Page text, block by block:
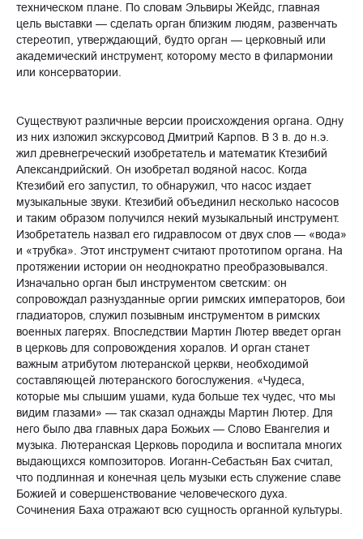
техническом плане. По словам Эльвиры Жейдс, главная
цель выставки — сделать орган близким людям, развенчать
стереотип, утверждающий, будто орган — церковный или
академический инструмент, которому место в филармонии
или консерватории.
Существуют различные версии происхождения органа. Одну
из них изложил экскурсовод Дмитрий Карпов. В 3 в. до н.э.
жил древнегреческий изобретатель и математик Ктезибий
Александрийский. Он изобретал водяной насос. Когда
Ктезибий его запустил, то обнаружил, что насос издает
музыкальные звуки. Ктезибий объединил несколько насосов
и таким образом получился некий музыкальный инструмент.
Изобретатель назвал его гидравлосом от двух слов — «вода»
и «трубка». Этот инструмент считают прототипом органа. На
протяжении истории он неоднократно преобразовывался.
Изначально орган был инструментом светским: он
сопровождал разнузданные оргии римских императоров, бои
гладиаторов, служил позывным инструментом в римских
военных лагерях. Впоследствии Мартин Лютер введет орган
в церковь для сопровождения хоралов. И орган станет
важным атрибутом лютеранской церкви, необходимой
составляющей лютеранского богослужения. «Чудеса,
которые мы слышим ушами, куда больше тех чудес, что мы
видим глазами» — так сказал однажды Мартин Лютер. Для
него было два главных дара Божьих — Слово Евангелия и
музыка. Лютеранская Церковь породила и воспитала многих
выдающихся композиторов. Иоганн-Себастьян Бах считал,
что подлинная и конечная цель музыки есть служение славе
Божией и совершенствование человеческого духа.
Сочинения Баха отражают всю сущность органной культуры.